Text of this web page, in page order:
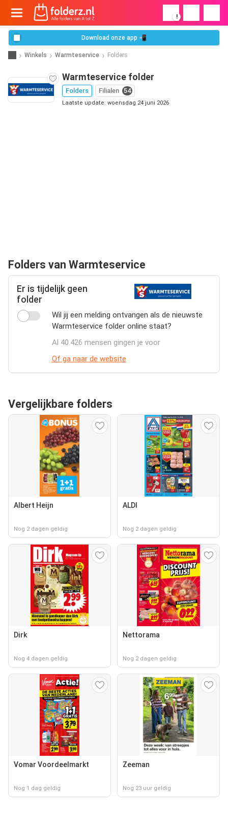
!
Download onze app 📲
Winkels Warmteservice Folders
Warmteservice folder
Folders Filialen 54
Laatste update: woensdag 24 juni 2026
Folders van Warmteservice
Er is tijdelijk geen
folder
Wil jij een melding ontvangen als de nieuwste
Warmteservice folder online staat?
Al 40.426 mensen gingen je voor
Of ga naar de website
Vergelijkbare folders
Albert Heijn
Nog 2 dagen geldig
ALDI
Nog 2 dagen geldig
Dirk
Nog 4 dagen geldig
Nettorama
Nog 2 dagen geldig
Vomar Voordeelmarkt
Nog 1 dag geldig
Zeeman
Nog 23 uur geldig